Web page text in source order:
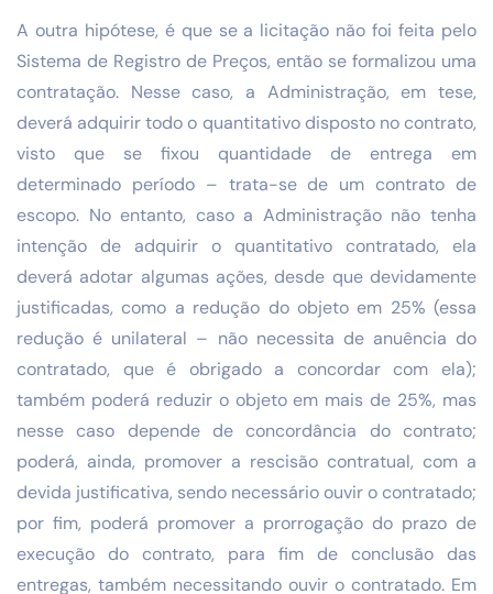
A outra hipótese, é que se a licitação não foi feita pelo
Sistema de Registro de Preços, então se formalizou uma
contratação. Nesse caso, a Administração, em tese,
deverá adquirir todo o quantitativo disposto no contrato,
visto que se fixou quantidade de entrega em
determinado período – trata-se de um contrato de
escopo. No entanto, caso a Administração não tenha
intenção de adquirir o quantitativo contratado, ela
deverá adotar algumas ações, desde que devidamente
justificadas, como a redução do objeto em 25% (essa
redução é unilateral – não necessita de anuência do
contratado, que é obrigado a concordar com ela);
também poderá reduzir o objeto em mais de 25%, mas
nesse caso depende de concordância do contrato;
poderá, ainda, promover a rescisão contratual, com a
devida justificativa, sendo necessário ouvir o contratado;
por fim, poderá promover a prorrogação do prazo de
execução do contrato, para fim de conclusão das
entregas, também necessitando ouvir o contratado. Em